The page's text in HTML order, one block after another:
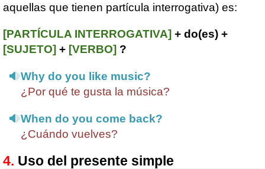
aquellas que tienen partícula interrogativa) es:
[PARTÍCULA INTERROGATIVA] + do(es) +
[SUJETO] + [VERBO] ?
Why do you like music?
¿Por qué te gusta la música?
When do you come back?
¿Cuándo vuelves?
Uso del presente simple